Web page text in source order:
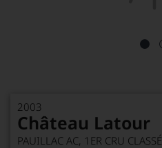
2003
Château Latour
PAUILLAC AC, 1ER CRU CLASSÉ